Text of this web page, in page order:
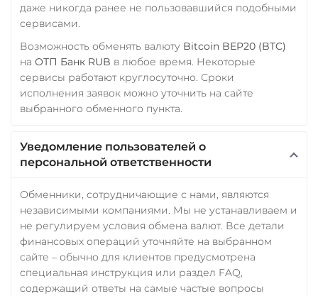
даже никогда ранее не пользовавшийся подобными
сервисами.
Возможность обменять валюту Bitcoin BEP20 (BTC)
на ОТП Банк RUB в любое время. Некоторые
сервисы работают круглосуточно. Сроки
исполнения заявок можно уточнить на сайте
выбранного обменного пункта.
Уведомление пользователей о
персональной ответственности
Обменники, сотрудничающие с нами, являются
независимыми компаниями. Мы не устанавливаем и
не регулируем условия обмена валют. Все детали
финансовых операций уточняйте на выбранном
сайте – обычно для клиентов предусмотрена
специальная инструкция или раздел FAQ,
содержащий ответы на самые частые вопросы